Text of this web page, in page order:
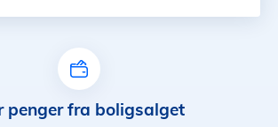
penger fra boligsalget